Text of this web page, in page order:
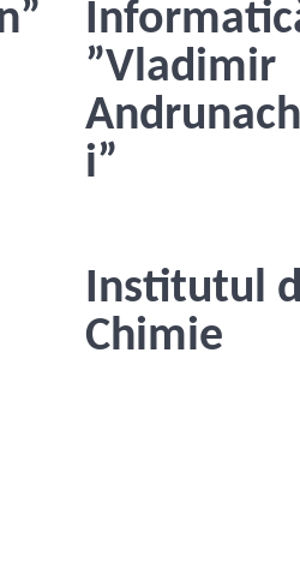
”Vladimir
i”
Institutul
Chimie